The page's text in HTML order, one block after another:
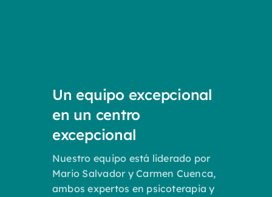
Un equipo excepcional
en un centro
excepcional
Nuestro equipo está liderado por
Mario Salvador y Carmen Cuenca,
ambos expertos en psicoterapia y